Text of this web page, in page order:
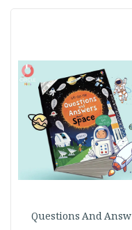
Questions And Answ